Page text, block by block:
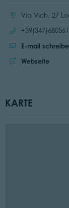
Ort:
Via Vich, 27
Anrufen:
E-mail
Website:
Webseite
KARTE